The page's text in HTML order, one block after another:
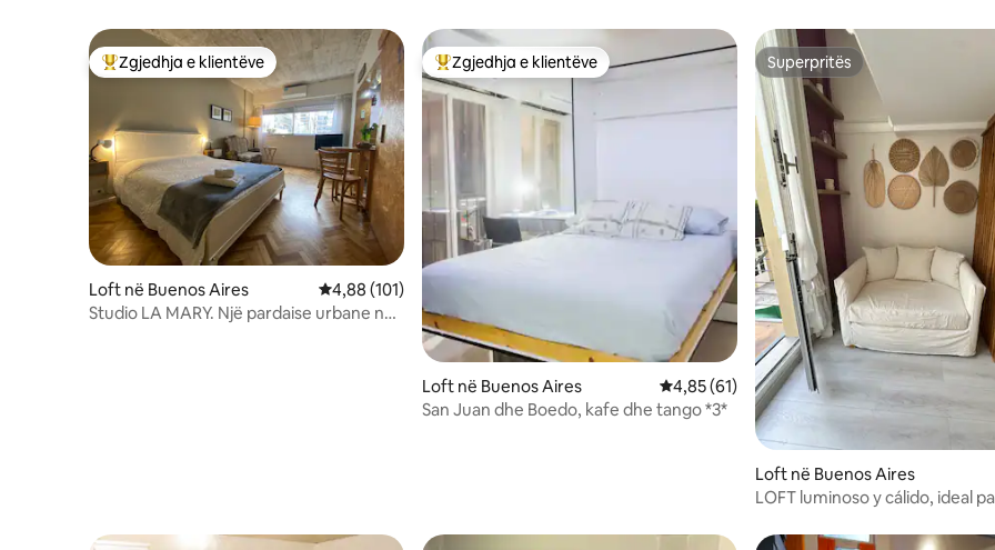
Më të mirat e zgjedhjeve të klientëve
Zgjedhja e klientëve
Loft në Buenos Aires Vlerësimi mesatar 4,88 nga 5, 101 vlerësime
4,88 (101)
Studio LA MARY. Një pardaise urbane në
Më të mirat e zgjedhjeve të klientëve
Zgjedhja e klientëve
Loft në Buenos Aires Vlerësimi mesatar 4,85 nga 5, 61 vlerësime
4,85 (61)
San Juan dhe Boedo, kafe dhe tango *3*
Superpritës
Superpritës
Loft në Buenos Aires
LOFT luminoso y cálido, ideal